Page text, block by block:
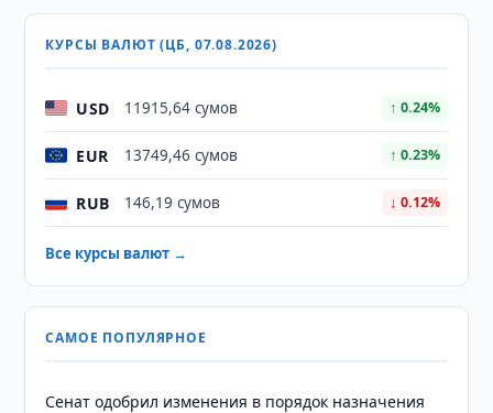
КУРСЫ ВАЛЮТ (ЦБ, 07.08.2026)
USD 11915,64 сумов ↑ 0.24%
EUR 13749,46 сумов ↑ 0.23%
RUB 146,19 сумов ↓ 0.12%
Все курсы валют →
САМОЕ ПОПУЛЯРНОЕ
Сенат одобрил изменения в порядок назначения